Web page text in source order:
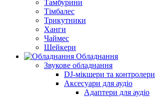
Тамбурини
Тімбалес
Трикутники
Ханги
Чаймес
Шейкери
Обладнання
Звукове обладнання
DJ-мікшери та контролери
Аксесуари для аудіо
Адаптери для аудіо